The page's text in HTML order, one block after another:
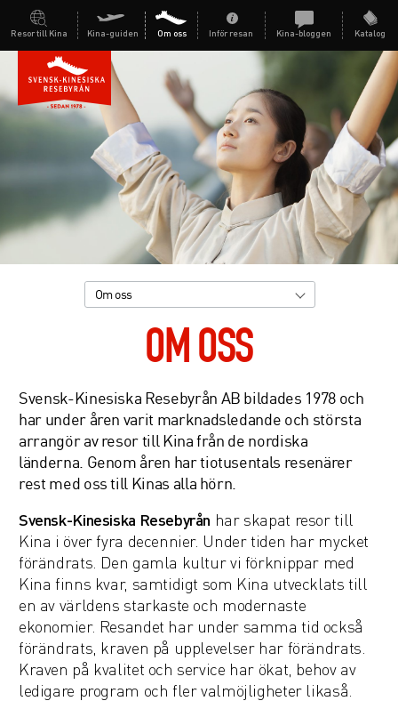
Resor till Kina Kina-guiden Om oss Inför resan Kina-bloggen Katalog
Om oss
OM OSS
Svensk-Kinesiska Resebyrån AB bildades 1978 och
har under åren varit marknadsledande och största
arrangör av resor till Kina från de nordiska
länderna. Genom åren har tiotusentals resenärer
rest med oss till Kinas alla hörn.
Svensk-Kinesiska Resebyrån har skapat resor till
Kina i över fyra decennier. Under tiden har mycket
förändrats. Den gamla kultur vi förknippar med
Kina finns kvar, samtidigt som Kina utvecklats till
en av världens starkaste och modernaste
ekonomier. Resandet har under samma tid också
förändrats, kraven på upplevelser har förändrats.
Kraven på kvalitet och service har ökat, behov av
ledigare program och fler valmöjligheter likaså.